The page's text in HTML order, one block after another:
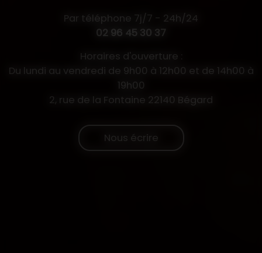
Par téléphone 7j/7 - 24h/24
02 96 45 30 37
Horaires d'ouverture :
Du lundi au vendredi de 9h00 à 12h00 et de 14h00 à
19h00
2, rue de la Fontaine 22140 Bégard
Nous écrire